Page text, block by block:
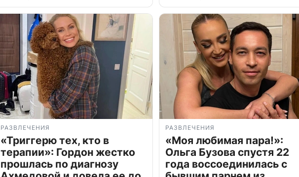
РАЗВЛЕЧЕНИЯ
«Триггерю тех, кто в
терапии»: Гордон жестко
прошлась по диагнозу
РАЗВЛЕЧЕНИЯ
«Моя любимая пара!»:
Ольга Бузова спустя 22
года воссоединилась с